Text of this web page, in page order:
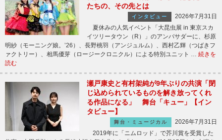
たちの、その先とは
インタビュー
2026年7月31日
夏休みの人気イベント「大昆虫展 in 東京スカ
イツリータウン（R）」のアンバサダーに、杉原
明紗（モーニング娘。’26）、長野桃羽（アンジュルム）、西村乙輝（つばきフ
ァクトリー）、相馬優芽（ロージークロニクル）による特別ユニット … 続きを
読む
瀬戸康史と有村架純が9年ぶりの共演「閉
じ込められているものを解き放ってくれ
る作品になる」 舞台「キュー」【イン
タビュー】
舞台・ミュージカル
2026年7月31日
2019年に「ニムロッド」で芥川賞を受賞した